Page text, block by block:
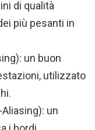
di qualità
più pesanti in
un buon
utilizzato
un